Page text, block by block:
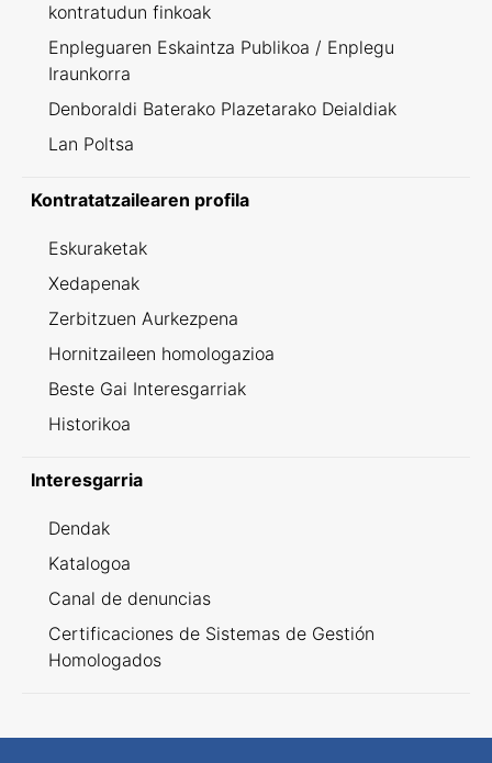
kontratudun finkoak
Enpleguaren Eskaintza Publikoa / Enplegu
Iraunkorra
Denboraldi Baterako Plazetarako Deialdiak
Lan Poltsa
Kontratatzailearen profila
Eskuraketak
Xedapenak
Zerbitzuen Aurkezpena
Hornitzaileen homologazioa
Beste Gai Interesgarriak
Historikoa
Interesgarria
Dendak
Katalogoa
Canal de denuncias
Certificaciones de Sistemas de Gestión
Homologados